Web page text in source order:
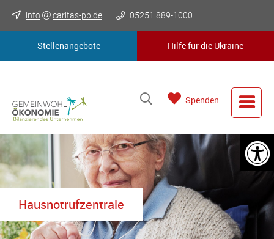
info caritas-pb.de 05251 889-1000
Spenden
Hausnotrufzentrale
Stellenangebote Hilfe für die Ukraine